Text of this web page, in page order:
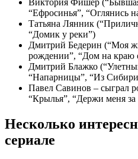
Виктория Фишер
“Ефросинья”, “Оглянись
Татьяна Лянник
“Домик у реки”)
Дмитрий Бедерин (“Моя
рождении”, “Дом на краю
Дмитрий Блажко
“Напарницы”, “Из
Павел Савинов – сыграл
“Крылья”, “Держи меня за
Несколько
сериале